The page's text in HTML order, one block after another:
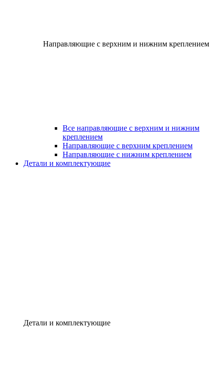
Направляющие с верхним и нижним креплением
Все направляющие с верхним и нижним
креплением
Направляющие с верхним креплением
Направляющие с нижним креплением
Детали и комплектующие
Детали и комплектующие